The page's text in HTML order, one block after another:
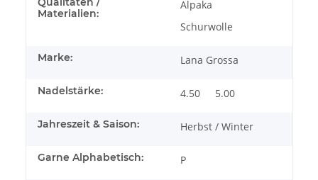
Materialien:
Alpaka
Schurwolle
Marke: Lana Grossa
Nadelstärke: 4.50 5.00
Jahreszeit & Saison: Herbst / Winter
Garne Alphabetisch: P